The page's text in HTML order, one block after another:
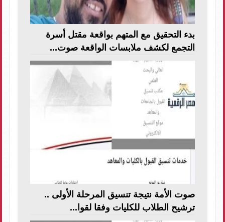
بدء التحقيق مع المتهم بواقعة مقتل أسرة
التجمع لكشف ملابسات الواقعة صوت...
صوت الأمة نتيجة تنسيق المرحلة الأولى ..
ترشيح الطلاب للكليات وفقا لقوا...